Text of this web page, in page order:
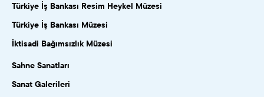
Türkiye İş Bankası Resim Heykel Müzesi
Türkiye İş Bankası Müzesi
İktisadi Bağımsızlık Müzesi
Sahne Sanatları
Sanat Galerileri